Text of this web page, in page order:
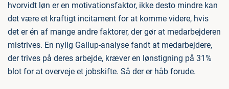
hvorvidt løn er en motivationsfaktor, ikke desto mindre kan
det være et kraftigt incitament for at komme videre, hvis
det er én af mange andre faktorer, der gør at medarbejderen
mistrives. En nylig Gallup-analyse fandt at medarbejdere,
der trives på deres arbejde, kræver en lønstigning på 31%
blot for at overveje et jobskifte. Så der er håb forude.